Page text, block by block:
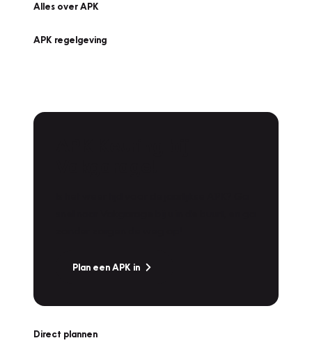
Alles over APK
APK regelgeving
Plan een APK in
Direct plannen